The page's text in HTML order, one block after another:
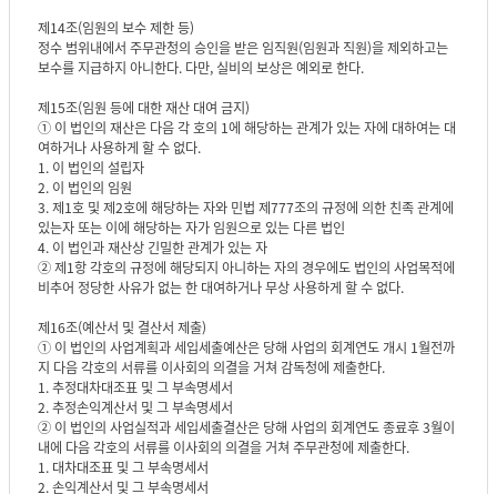
제14조(임원의 보수 제한 등)
정수 범위내에서 주무관청의 승인을 받은 임직원(임원과 직원)을 제외하고는
보수를 지급하지 아니한다. 다만, 실비의 보상은 예외로 한다.
제15조(임원 등에 대한 재산 대여 금지)
① 이 법인의 재산은 다음 각 호의 1에 해당하는 관계가 있는 자에 대하여는 대
여하거나 사용하게 할 수 없다.
1. 이 법인의 설립자
2. 이 법인의 임원
3. 제1호 및 제2호에 해당하는 자와 민법 제777조의 규정에 의한 친족 관계에
있는자 또는 이에 해당하는 자가 임원으로 있는 다른 법인
4. 이 법인과 재산상 긴밀한 관계가 있는 자
② 제1항 각호의 규정에 해당되지 아니하는 자의 경우에도 법인의 사업목적에
비추어 정당한 사유가 없는 한 대여하거나 무상 사용하게 할 수 없다.
제16조(예산서 및 결산서 제출)
① 이 법인의 사업계획과 세입세출예산은 당해 사업의 회계연도 개시 1월전까
지 다음 각호의 서류를 이사회의 의결을 거쳐 감독청에 제출한다.
1. 추정대차대조표 및 그 부속명세서
2. 추정손익계산서 및 그 부속명세서
② 이 법인의 사업실적과 세입세출결산은 당해 사업의 회계연도 종료후 3월이
내에 다음 각호의 서류를 이사회의 의결을 거쳐 주무관청에 제출한다.
1. 대차대조표 및 그 부속명세서
2. 손익계산서 및 그 부속명세서